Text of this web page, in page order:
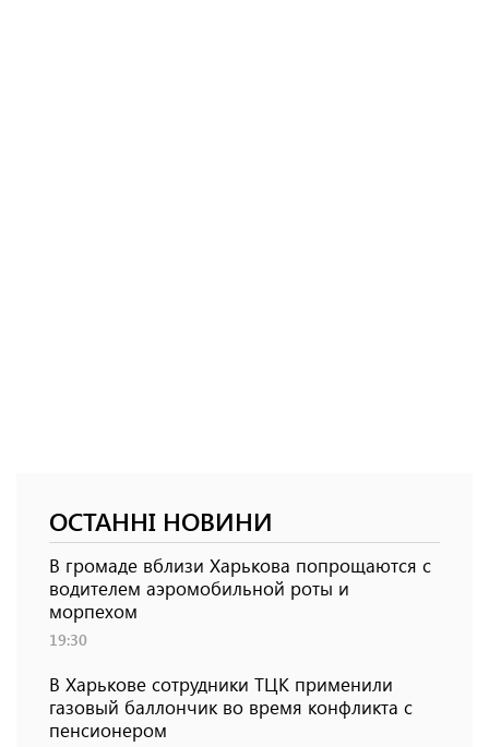
ОСТАННІ НОВИНИ
В громаде вблизи Харькова попрощаются с
водителем аэромобильной роты и
морпехом
19:30
В Харькове сотрудники ТЦК применили
газовый баллончик во время конфликта с
пенсионером